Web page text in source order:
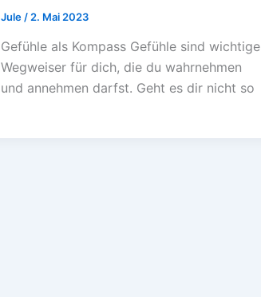
Jule / 2. Mai 2023
Gefühle als Kompass Gefühle sind wichtige
Wegweiser für dich, die du wahrnehmen
und annehmen darfst. Geht es dir nicht so